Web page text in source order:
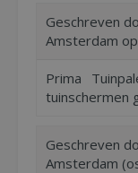
Geschreven
Amsterdam op
Prima
tuinschermen
Geschreven
Amsterdam